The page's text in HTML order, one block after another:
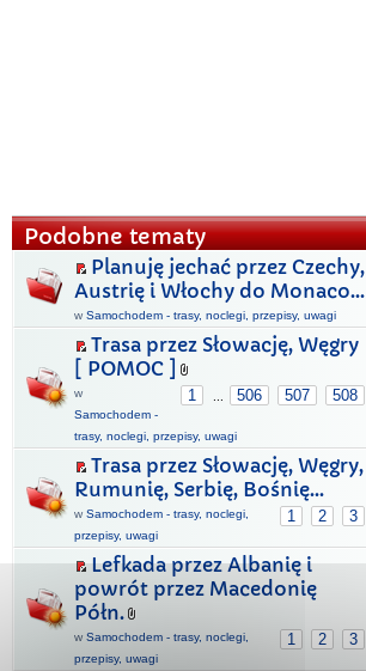
Podobne tematy
Planuję jechać przez Czechy,
Austrię i Włochy do Monaco...
w Samochodem - trasy, noclegi, przepisy, uwagi
Trasa przez Słowację, Węgry
[ POMOC ]
1 506 507 508
w
Samochodem -
trasy, noclegi, przepisy, uwagi
Trasa przez Słowację, Węgry,
Rumunię, Serbię, Bośnię...
1 2 3
w Samochodem - trasy, noclegi,
przepisy, uwagi
Lefkada przez Albanię i
powrót przez Macedonię
Półn.
1 2 3
w Samochodem - trasy, noclegi,
przepisy, uwagi